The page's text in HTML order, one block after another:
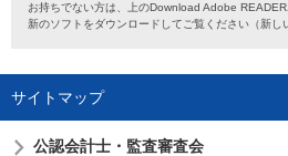
お持ちでない方は、上のDownload Adobe
新のソフトをダウンロードしてご覧ください（新し
サイトマップ
公認会計士・ 監査審査会